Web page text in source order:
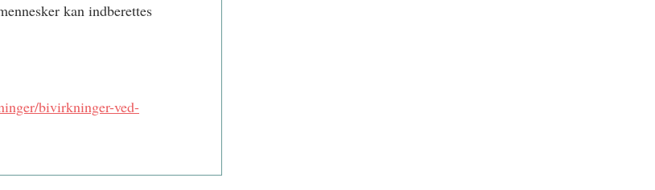
kan indberettes
bivirkninger-ved-